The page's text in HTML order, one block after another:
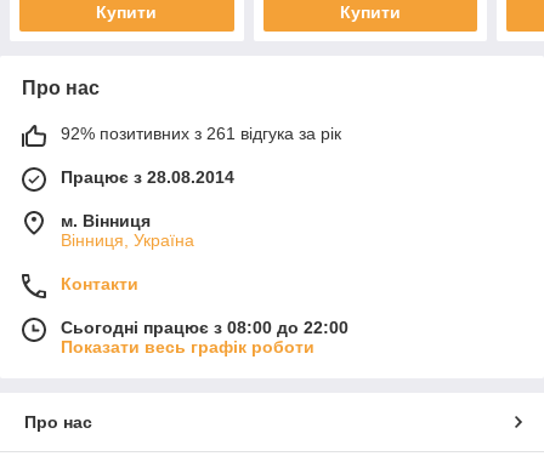
Купити Купити
Про нас
92% позитивних з 261 відгука за рік
Працює з 28.08.2014
м. Вінниця
Вінниця, Україна
Контакти
Сьогодні працює з 08:00 до 22:00
Показати весь графік роботи
Про нас